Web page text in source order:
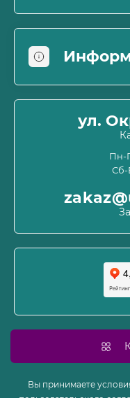
Информация о
Политика
Связаться с нами
Карта сайта
Производители
ул.
Пн-
Сб-
Вы принимаете